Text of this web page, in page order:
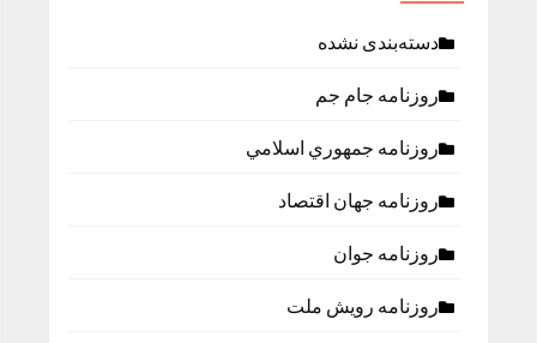
دسته‌بندی نشده
روزنامه جام جم
روزنامه جمهوري اسلامي
روزنامه جهان اقتصاد
روزنامه جوان
روزنامه رویش ملت